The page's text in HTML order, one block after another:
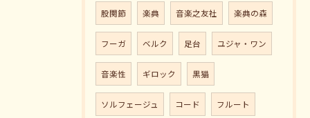
股関節 楽典 音楽之友社 楽典の森
フーガ ベルク 足台 ユジャ・ワン
音楽性 ギロック 黒猫
ソルフェージュ コード フルート